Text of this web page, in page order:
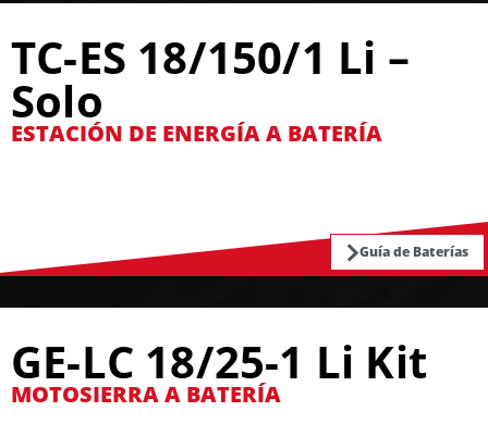
TC-ES 18/150/1 Li –
Solo
ESTACIÓN DE ENERGÍA A BATERÍA
Guía de Baterías
GE-LC 18/25-1 Li Kit
MOTOSIERRA A BATERÍA